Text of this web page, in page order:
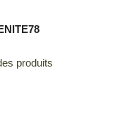
produits